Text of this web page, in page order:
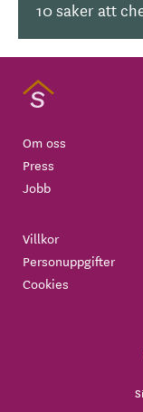
10 saker att
Om oss
Press
Jobb
Villkor
Personuppgifter
Cookies